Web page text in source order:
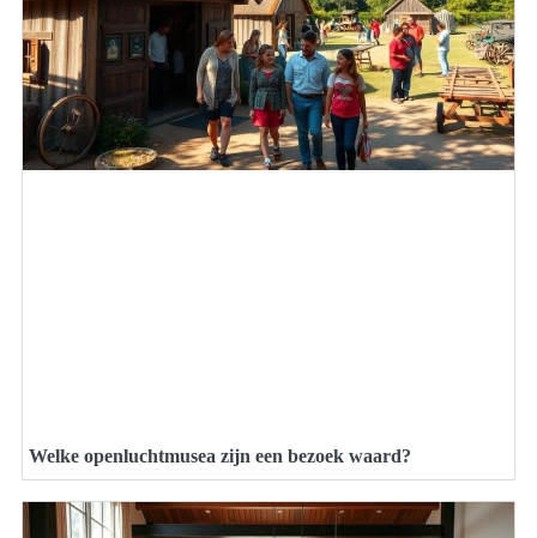
Welke openluchtmusea zijn een bezoek waard?